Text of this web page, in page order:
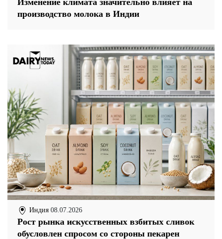
Изменение климата значительно влияет на
производство молока в Индии
Индия 08.07.2026
Рост рынка искусственных взбитых сливок
обусловлен спросом со стороны пекарен